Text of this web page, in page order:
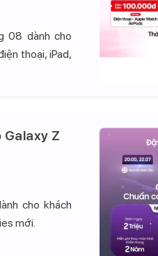
08 dành cho
thoại, iPad,
Z
cho khách
mới.